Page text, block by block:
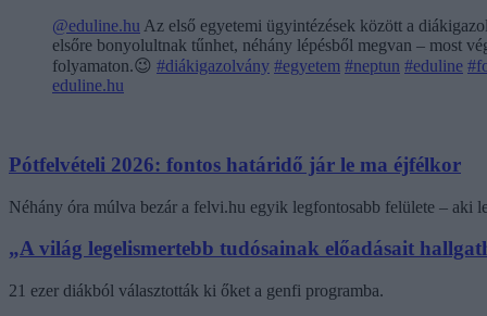
@eduline.hu Az első egyetemi ügyintézések között a
elsőre bonyolultnak tűnhet, néhány lépésből megvan – most
folyamaton.😉 #diákigazolvány #egyetem #neptun #eduline
eduline.hu
Pótfelvételi 2026: fontos határidő jár le ma éjfélkor
Néhány óra múlva bezár a felvi.hu egyik legfontosabb felülete – aki
„A világ legelismertebb tudósainak előadásait
21 ezer diákból választották ki őket a genfi programba.